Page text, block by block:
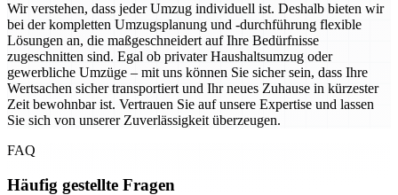
Wir verstehen, dass jeder Umzug individuell ist. Deshalb bieten wir
bei der kompletten Umzugsplanung und -durchführung flexible
Lösungen an, die maßgeschneidert auf Ihre Bedürfnisse
zugeschnitten sind. Egal ob privater Haushaltsumzug oder
gewerbliche Umzüge – mit uns können Sie sicher sein, dass Ihre
Wertsachen sicher transportiert und Ihr neues Zuhause in kürzester
Zeit bewohnbar ist. Vertrauen Sie auf unsere Expertise und lassen
Sie sich von unserer Zuverlässigkeit überzeugen.
FAQ
Häufig gestellte Fragen